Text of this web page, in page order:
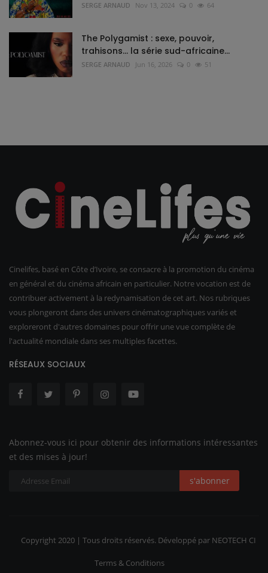
SERGE ARNAUD Nov 13, 2024 0 64
The Polygamist : sexe, pouvoir,
trahisons… la série sud-africaine...
SERGE ARNAUD Jun 16, 2026 0 51
Cinelifes, basé en Côte d’Ivoire, se consacre à la promotion du cinéma
en général et du cinéma africain en particulier. Notre vocation est de
contribuer activement à la redynamisation de cet art. Nos rubriques
vous plongeront dans des univers cinématographiques variés et
exploreront d'autres domaines pour offrir une vue complète de
l'actualité mondiale dans ses multiples facettes.
RÉSEAUX SOCIAUX
Abonnez-vous ici pour obtenir des informations intéressantes
et des mises à jour!
s'abonner
Copyright 2020 | Tous droits réservés. Développé par NEOTECH CI
Terms & Conditions